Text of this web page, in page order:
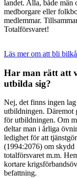
landet. Alla, både män
medborgare eller
medlemmar.
Totalförsvaret!
Läs mer om att bli
Har man rätt att
utbilda sig?
Nej, det finns ingen
utbildningen. Däremot
för utbildningen. Om
deltar man i årliga
ledighet för att
(1994:2076) om
totalförsvaret m.m.
kortare
befattning.